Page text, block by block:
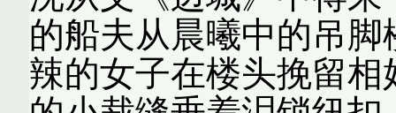
的船夫从晨曦中的吊
辣的女子在楼头挽留